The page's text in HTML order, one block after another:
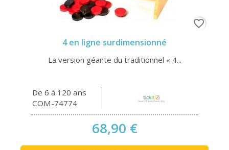
4 en ligne surdimensionné
La version géante du traditionnel « 4...
De 6 à 120 ans
COM-74774
68,90 €
favorite_border